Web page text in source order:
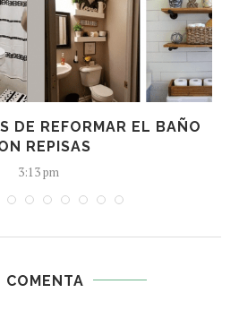
DE REFORMAR EL BAÑO
REPISAS
3:13 pm
COMENTA